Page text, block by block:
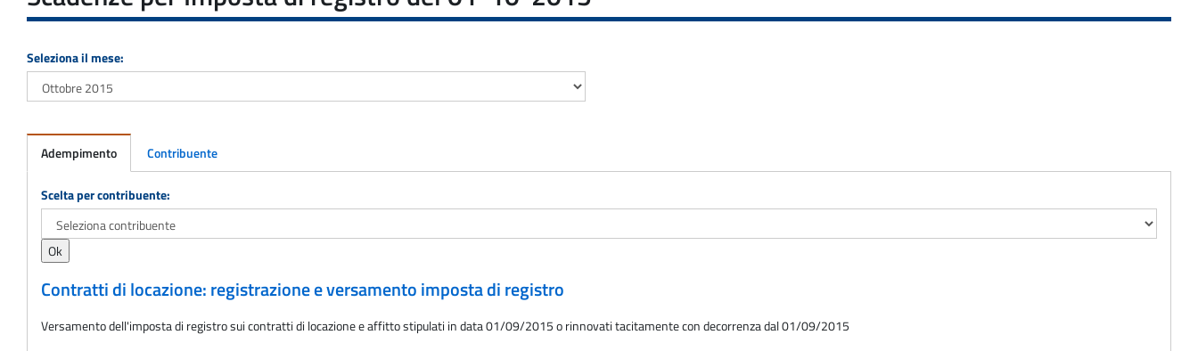
Seleziona il mese:
Adempimento Contribuente
Adempimento
Scelta per contribuente:
Contratti di locazione: registrazione e versamento imposta di registro
Versamento dell'imposta di registro sui contratti di locazione e affitto stipulati in data 01/09/2015 o rinnovati tacitamente con decorrenza dal 01/09/2015